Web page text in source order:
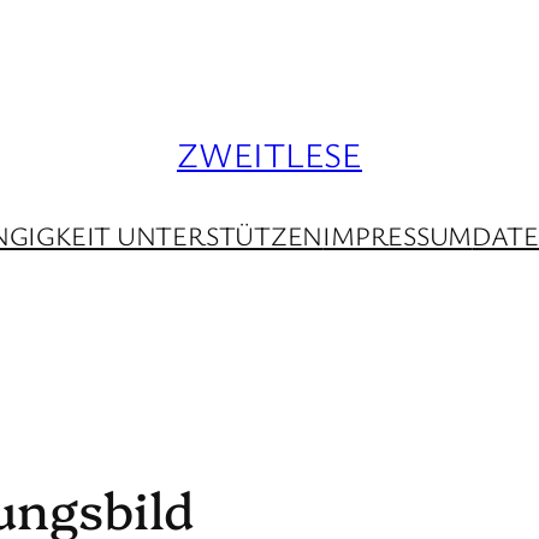
ZWEITLESE
UNTERSTÜTZENIMPRESSUM